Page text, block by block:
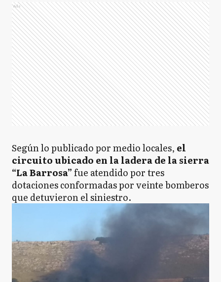
Ads
Según lo publicado por medio locales, el
circuito ubicado en la ladera de la sierra
“La Barrosa”fue atendido por tres
dotaciones conformadas por veinte bomberos
que detuvieron el siniestro.